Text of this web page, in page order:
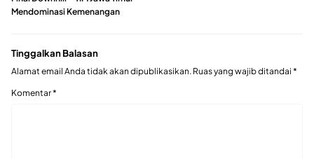
Mendominasi Kemenangan
Tinggalkan Balasan
Alamat email Anda tidak akan dipublikasikan. Ruas yang wajib ditandai *
Komentar*